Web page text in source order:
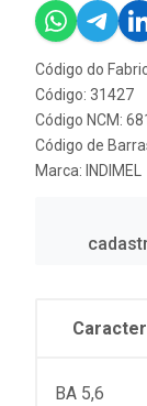
Código do
Código: 31427
Código NCM:
Código de
Marca: INDIMEL
BA 5,6